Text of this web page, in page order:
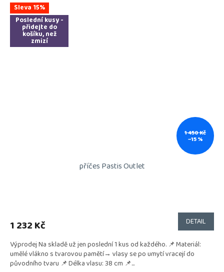
Sleva 15%
Poslední kusy -
přidejte do
košíku, než
zmizí
1 450 Kč
–15 %
příčes Pastis Outlet
1 232 Kč DETAIL
Výprodej Na skladě už jen poslední 1 kus od každého. 📌 Materiál:
umělé vlákno s tvarovou pamětí→ vlasy se po umytí vracejí do
původního tvaru 📌 Délka vlasu: 38 cm 📌...